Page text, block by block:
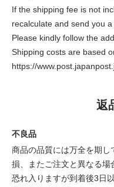
If the shipping fee is not
recalculate and send you
Please kindly follow the
Shipping costs are based
https://
返
不良品
商品の品質には万全を期
損、またご注文と異なる場
恐れ入りますが到着後3日